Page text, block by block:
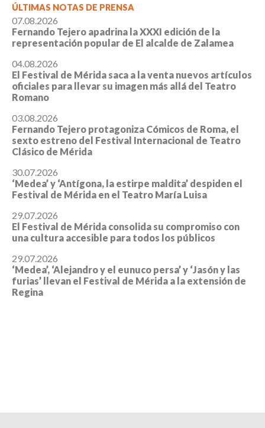
ÚLTIMAS NOTAS DE PRENSA
07.08.2026
Fernando Tejero apadrina la XXXI edición de la
representación popular de El alcalde de Zalamea
04.08.2026
El Festival de Mérida saca a la venta nuevos artículos
oficiales para llevar su imagen más allá del Teatro
Romano
03.08.2026
Fernando Tejero protagoniza Cómicos de Roma, el
sexto estreno del Festival Internacional de Teatro
Clásico de Mérida
30.07.2026
‘Medea’ y ‘Antígona, la estirpe maldita’ despiden el
Festival de Mérida en el Teatro María Luisa
29.07.2026
El Festival de Mérida consolida su compromiso con
una cultura accesible para todos los públicos
29.07.2026
‘Medea’, ‘Alejandro y el eunuco persa’ y ‘Jasón y las
furias’ llevan el Festival de Mérida a la extensión de
Regina